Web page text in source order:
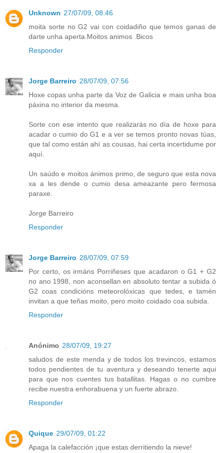
Unknown 27/07/09, 08:46
moita sorte no G2 vai con coidadiño que temos ganas de
darte unha aperta.Moitos animos .Bicos
Responder
Jorge Barreiro 28/07/09, 07:56
Hoxe copas unha parte da Voz de Galicia e mais unha boa
páxina no interior da mesma.
Sorte con ese intento que realizarás no día de hoxe para
acadar o cumio do G1 e a ver se temos pronto novas túas,
que tal como están ahí as cousas, hai certa incertidume por
aquí.
Un saúdo e moitos ánimos primo, de seguro que esta nova
xa a les dende o cumio desa ameazante pero fermosa
paraxe.
Jorge Barreiro
Responder
Jorge Barreiro 28/07/09, 07:59
Por certo, os irmáns Porriñeses que acadaron o G1 + G2
no ano 1998, non aconsellan en absoluto tentar a subida ó
G2 coas condicións meteorolóxicas que tedes, e tamén
invitan a que teñas moito, pero moito coidado coa subida.
Responder
Anónimo 28/07/09, 19:27
saludos de este menda y de todos los trevincos, estamos
todos pendientes de tu aventura y deseando tenerte aqui
para que nos cuentes tus batallitas. Hagas o no cumbre
recibe nuestra enhorabuena y un fuerte abrazo.
Responder
Quique 29/07/09, 01:22
Apaga la calefacción ¡que estas derritiendo la nieve!